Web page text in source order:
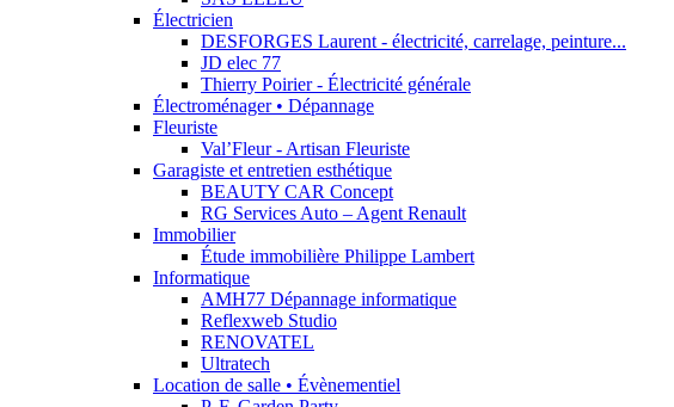
Électricien
DESFORGES Laurent - électricité, carrelage, peinture...
JD elec 77
Thierry Poirier - Électricité générale
Électroménager • Dépannage
Fleuriste
Val’Fleur - Artisan Fleuriste
Garagiste et entretien esthétique
BEAUTY CAR Concept
RG Services Auto – Agent Renault
Immobilier
Étude immobilière Philippe Lambert
Informatique
AMH77 Dépannage informatique
Reflexweb Studio
RENOVATEL
Ultratech
Location de salle • Évènementiel